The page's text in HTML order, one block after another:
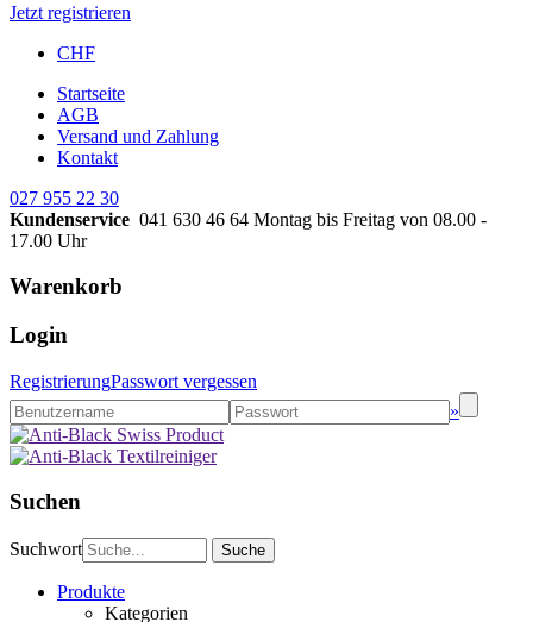
Jetzt registrieren
CHF
Startseite
AGB
Versand und Zahlung
Kontakt
027 955 22 30
Kundenservice 041 630 46 64 Montag bis Freitag von 08.00 -
17.00 Uhr
Warenkorb
Login
RegistrierungPasswort vergessen
»
Suchen
Suchwort
Produkte
Kategorien